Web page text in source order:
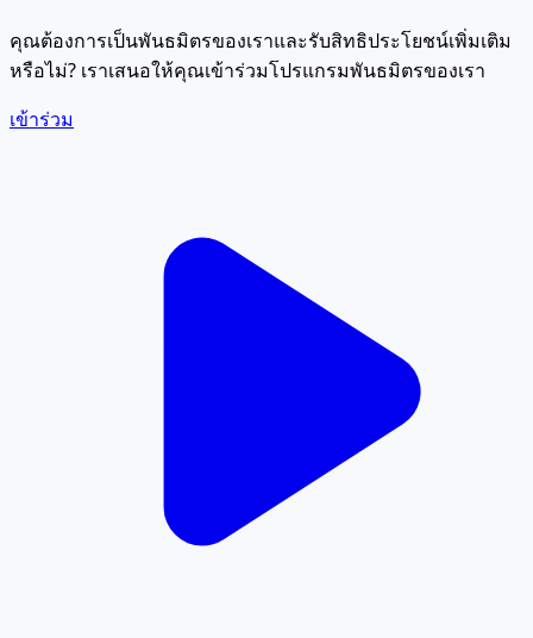
คุณต้องการเป็นพันธมิตรของเราและรับสิทธิประโยชน์เพิ่มเติม
หรือไม่? เราเสนอให้คุณเข้าร่วมโปรแกรมพันธมิตรของเรา
เข้าร่วม